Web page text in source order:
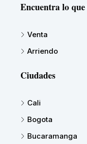
Encuentra lo que
Venta
Arriendo
Ciudades
Cali
Bogota
Bucaramanga